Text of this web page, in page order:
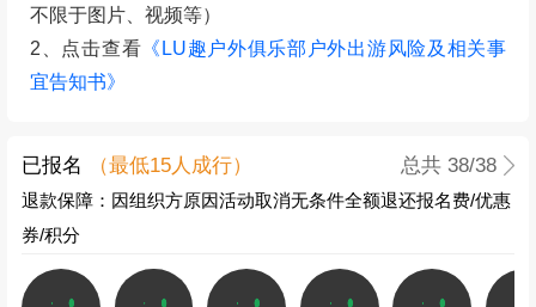
不限于图片、视频等）
2、点击查看 《LU趣户外俱乐部户外出游风险及相关事
宜告知书》
已报名 （最低15人成行） 总共38/38
退款保障：因组织方原因活动取消无条件全额退还报名费/优惠
券/积分